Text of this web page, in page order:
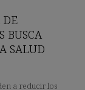
DE
BUSCA
SALUD
a reducir los